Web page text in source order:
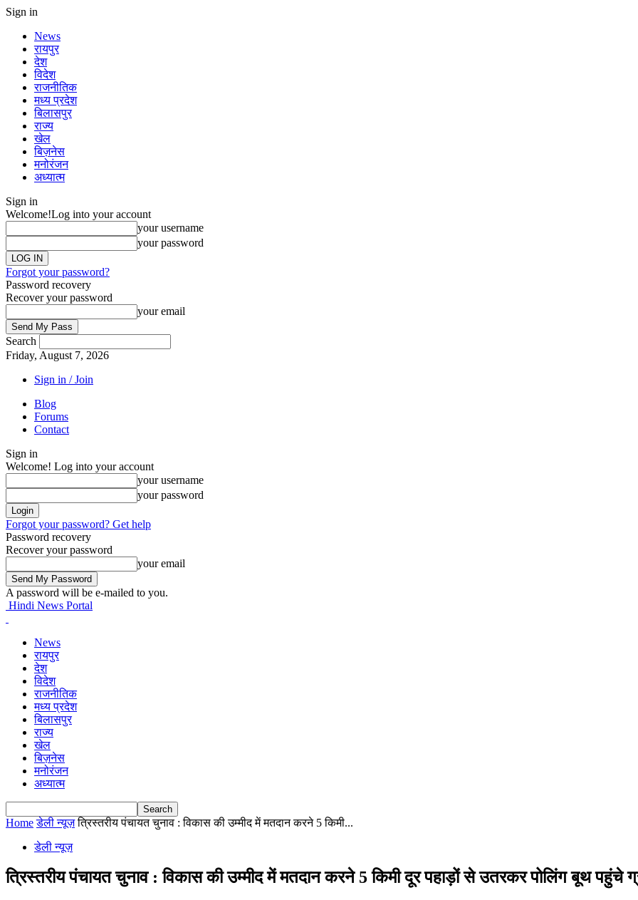
Sign in
News
रायपुर
देश
विदेश
राजनीतिक
मध्य प्रदेश
बिलासपुर
राज्य
खेल
बिज़नेस
मनोरंजन
अध्यात्म
Sign in
Welcome!Log into your account
your username
your password
Forgot your password?
Password recovery
Recover your password
your email
Search
Friday, August 7, 2026
Sign in / Join
Blog
Forums
Contact
Sign in
Welcome! Log into your account
your username
your password
Forgot your password? Get help
Password recovery
Recover your password
your email
A password will be e-mailed to you.
Hindi News Portal
News
रायपुर
देश
विदेश
राजनीतिक
मध्य प्रदेश
बिलासपुर
राज्य
खेल
बिज़नेस
मनोरंजन
अध्यात्म
Home डेली न्यूज़ त्रिस्तरीय पंचायत चुनाव : विकास की उम्मीद में मतदान करने 5 किमी...
डेली न्यूज़
त्रिस्तरीय पंचायत चुनाव : विकास की उम्मीद में मतदान करने 5 किमी दूर पहाड़ों से उतरकर पोलिंग बूथ पहुंचे